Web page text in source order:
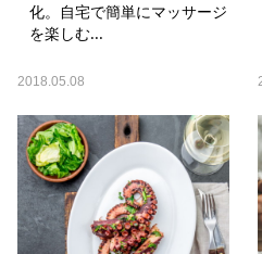
化。自宅で簡単にマッサージ
を楽しむ...
2018.05.08